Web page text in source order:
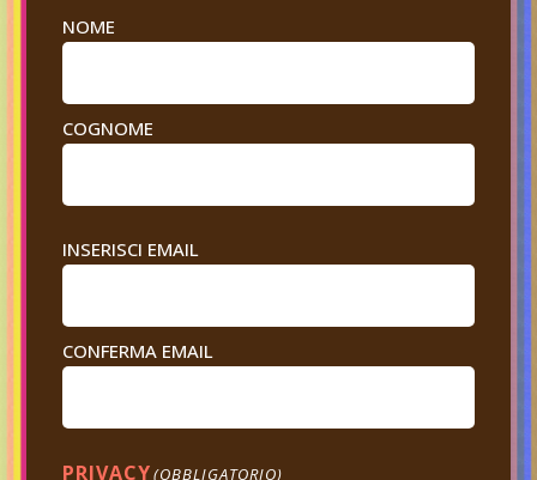
NOME
COGNOME
EMAIL(OBBLIGATORIO)
INSERISCI EMAIL
CONFERMA EMAIL
PRIVACY(OBBLIGATORIO)